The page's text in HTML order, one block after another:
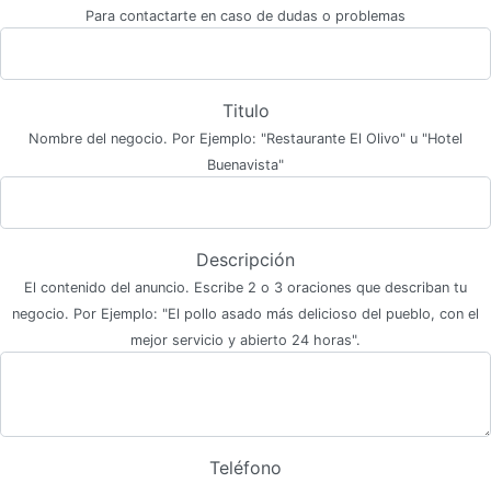
Para contactarte en caso de dudas o problemas
Titulo
Nombre del negocio. Por Ejemplo: "Restaurante El Olivo" u "Hotel
Buenavista"
Descripción
El contenido del anuncio. Escribe 2 o 3 oraciones que describan tu
negocio. Por Ejemplo: "El pollo asado más delicioso del pueblo, con el
mejor servicio y abierto 24 horas".
Teléfono